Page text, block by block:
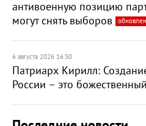
антивоенную позицию
могут снять выборов
6 августа 2026 16:30
Патриарх Кирилл:
России – это